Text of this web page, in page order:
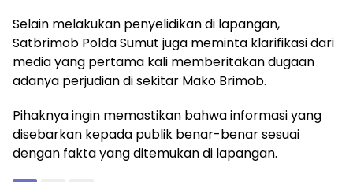
Selain melakukan penyelidikan di lapangan,
Satbrimob Polda Sumut juga meminta klarifikasi dari
media yang pertama kali memberitakan dugaan
adanya perjudian di sekitar Mako Brimob.
Pihaknya ingin memastikan bahwa informasi yang
disebarkan kepada publik benar-benar sesuai
dengan fakta yang ditemukan di lapangan.